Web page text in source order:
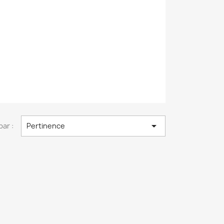
: Pertinence 